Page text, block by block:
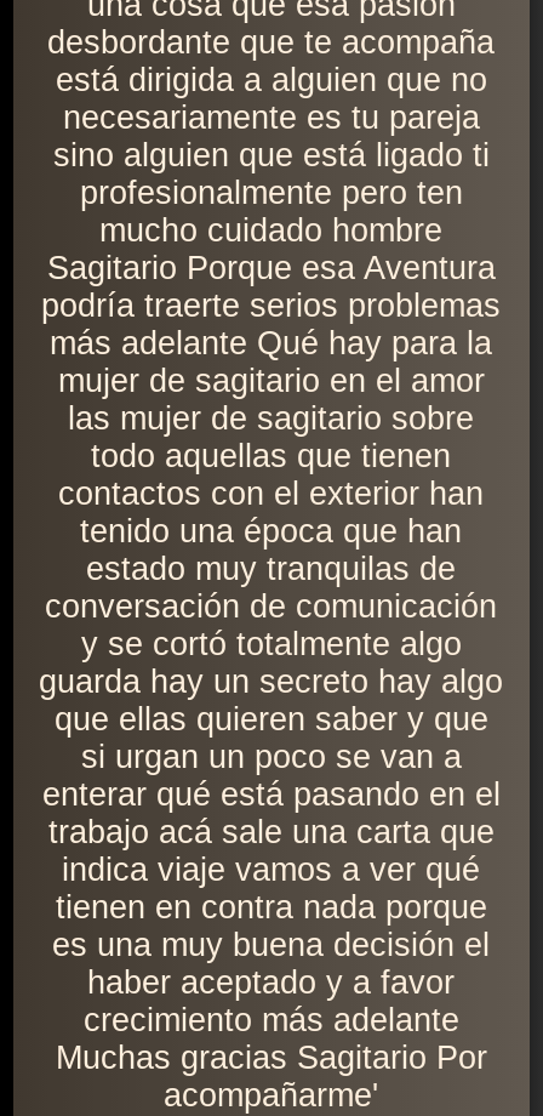
desbordante que te acompaña
está dirigida a alguien que no
necesariamente es tu pareja
sino alguien que está ligado ti
profesionalmente pero ten
mucho cuidado hombre
Sagitario Porque esa Aventura
podría traerte serios problemas
más adelante Qué hay para la
mujer de sagitario en el amor
las mujer de sagitario sobre
todo aquellas que tienen
contactos con el exterior han
tenido una época que han
estado muy tranquilas de
conversación de comunicación
y se cortó totalmente algo
guarda hay un secreto hay algo
que ellas quieren saber y que
si urgan un poco se van a
enterar qué está pasando en el
trabajo acá sale una carta que
indica viaje vamos a ver qué
tienen en contra nada porque
es una muy buena decisión el
haber aceptado y a favor
crecimiento más adelante
Muchas gracias Sagitario Por
acompañarme'